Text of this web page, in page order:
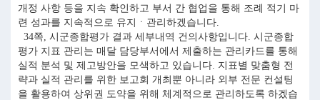
개정 사항 등을 지속 확인하고 부서 간 협업을 통해 조례 적기 마
련 성과를 지속적으로 유지ㆍ관리하겠습니다.
34쪽, 시군종합평가 결과 세부내역 건의사항입니다. 시군종합
평가 지표 관리는 매달 담당부서에서 제출하는 관리카드를 통해
실적 분석 및 제고방안을 모색하고 있습니다. 지표별 맞춤형 전
략과 실적 관리를 위한 보고회 개최뿐 아니라 외부 전문 컨설팅
을 활용하여 상위권 도약을 위해 체계적으로 관리하도록 하겠습